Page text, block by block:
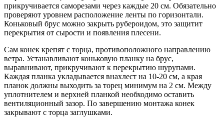
прикручивается саморезами через каждые 20 см. Обязательно
проверяют уровнем расположение ленты по горизонтали.
Коньковый брус можно закрыть рубероидом, это защитит
перекрытия от сырости и появления плесени.
Сам конек крепят с торца, противоположного направлению
ветра. Устанавливают коньковую планку на брус,
выравнивают, прикручивают к перекрытию шурупами.
Каждая планка укладывается внахлест на 10-20 см, а края
планок должны выходить за торец минимум на 2 см. Между
уплотнителем и верхней планкой необходимо оставить
вентиляционный зазор. По завершению монтажа конек
закрывают с торца заглушками.